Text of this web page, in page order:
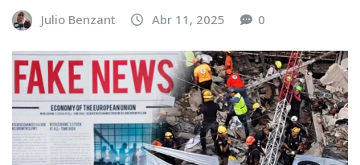
Julio Benzant Abr 11, 2025 0